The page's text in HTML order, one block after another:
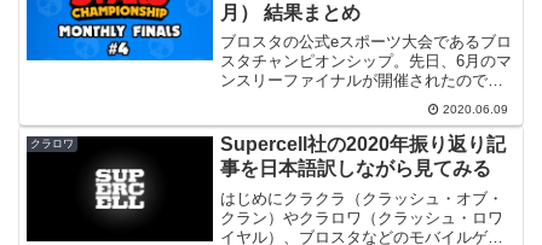
月） 結果まとめ
ブロスタの公式eスポーツ大会であるブロ
スタチャンピオンシップ。先日、6月のマ
ンスリーファイナルが開催されたのでそ
の結果をまとめてみます。はじめにブロ
スタチャンピオンシップ全体の流れなど
を確認したい場合は下記記事をご参照く
ださい。今回は、簡単...
2020.06.09
クラロワ
Supercell社の2020年振り返り記
事を日本語訳しながら見てみる
はじめにクラクラ（クラッシュ・オブ・
クラン）やクラロワ（クラッシュ・ロワ
イヤル）、ブロスタなどのモバイルゲー